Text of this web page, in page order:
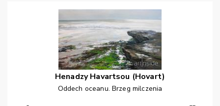
Henadzy Havartsou (Hovart)
Oddech oceanu. Brzeg milczenia